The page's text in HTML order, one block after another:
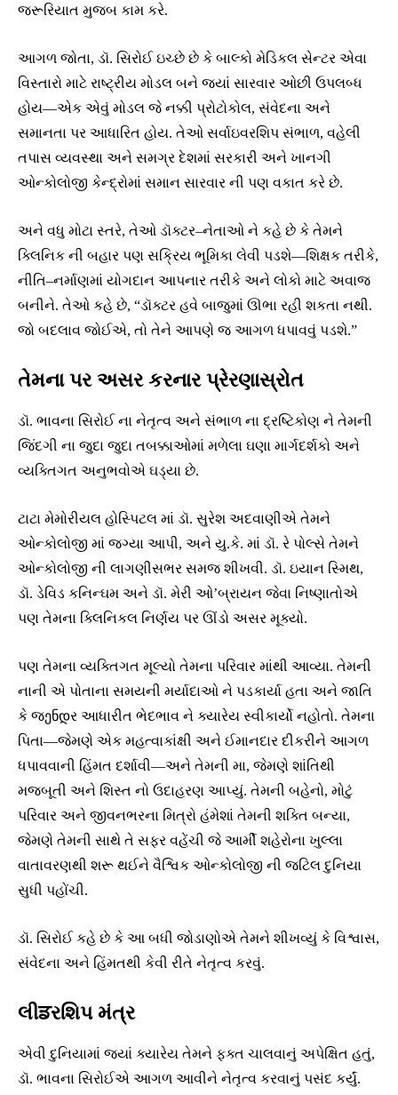
જરૂરિયાત મુજબ કામ કરે.
આગળ જોતા, ડૉ. સિરોઈ ઇચ્છે છે કે બાલ્કો મેડિકલ સેન્ટર એવા
વિસ્તારો માટે રાષ્ટ્રીય મોડલ બને જ્યાં સારવાર ઓછી ઉપલબ્ધ
હોય—એક એવું મોડલ જે નક્કી પ્રોટોકોલ, સંવેદના અને
સમાનતા પર આધારિત હોય. તેઓ સર્વાઇવરશિપ સંભાળ, વહેલી
તપાસ વ્યવસ્થા અને સમગ્ર દેશમાં સરકારી અને ખાનગી
ઓન્કોલોજી કેન્દ્રોમાં સમાન સારવાર ની પણ વકાત કરે છે.
અને વધુ મોટા સ્તરે, તેઓ ડૉક્ટર–નેતાઓ ને કહે છે કે તેમને
ક્લિનિક ની બહાર પણ સક્રિય ભૂમિકા લેવી પડશે—શિક્ષક તરીકે,
નીતિ–નર્માણમાં યોગદાન આપનાર તરીકે અને લોકો માટે અવાજ
બનીને. તેઓ કહે છે, “ડૉક્ટર હવે બાજુમાં ઊભા રહી શકતા નથી.
જો બદલાવ જોઈએ, તો તેને આપણે જ આગળ ધપાવવું પડશે.”
તેમના પર અસર કરનાર પ્રેરણાસ્રોત
ડૉ. ભાવના સિરોઈ ના નેતૃત્વ અને સંભાળ ના દ્રષ્ટિકોણ ને તેમની
જિંદગી ના જુદા જુદા તબક્કાઓમાં મળેલા ઘણા માર્ગદર્શકો અને
વ્યક્તિગત અનુભવોએ ઘડ્યા છે.
ટાટા મેમોરીયલ હોસ્પિટલ માં ડૉ. સુરેશ અદવાણીએ તેમને
ઓન્કોલોજી માં જગ્યા આપી, અને યુ.કે. માં ડૉ. રે પોલ્સે તેમને
ઓન્કોલોજી ની લાગણીસભર સમજ શીખવી. ડૉ. ઇયાન સ્મિથ,
ડૉ. ડેવિડ કનિન્ઘમ અને ડૉ. મેરી ઓ’બ્રાયન જેવા નિષ્ણાતોએ
પણ તેમના ક્લિનિકલ નિર્ણય પર ઊંડો અસર મૂક્યો.
પણ તેમના વ્યક્તિગત મૂલ્યો તેમના પરિવાર માંથી આવ્યા. તેમની
નાની એ પોતાના સમયની મર્યાદાઓ ને પડકાર્યા હતા અને જાતિ
કે જენდર આધારીત ભેદભાવ ને ક્યારેય સ્વીકાર્યો નહોતો. તેમના
પિતા—જેમણે એક મહત્વાકાંક્ષી અને ઈમાનદાર દીકરીને આગળ
ધપાવવાની હિંમત દર્શાવી—અને તેમની મા, જેમણે શાંતિથી
મજબૂતી અને શિસ્ત નો ઉદાહરણ આપ્યું. તેમની બહેનો, મોટું
પરિવાર અને જીવનભરના મિત્રો હંમેશાં તેમની શક્તિ બન્યા,
જેમણે તેમની સાથે તે સફર વહેંચી જે આર્મી શહેરોના ખુલ્લા
વાતાવરણથી શરૂ થઈને વૈશ્વિક ઓન્કોલોજી ની જટિલ દુનિયા
સુધી પહોંચી.
ડૉ. સિરોઈ કહે છે કે આ બધી જોડાણોએ તેમને શીખવ્યું કે વિશ્વાસ,
સંવેદના અને હિંમતથી કેવી રીતે નેતૃત્વ કરવું.
લીਡરશિપ મંત્ર
એવી દુનિયામાં જ્યાં ક્યારેય તેમને ફક્ત ચાલવાનું અપેક્ષિત હતું,
ડૉ. ભાવના સિરોઈએ આગળ આવીને નેતૃત્વ કરવાનું પસંદ કર્યું.